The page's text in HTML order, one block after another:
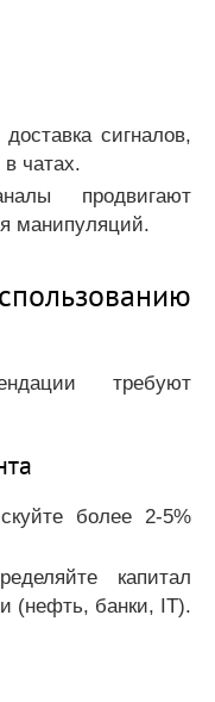
сигналов,
чатах.
продвигают
манипуляций.
требуют
более 2-5%
капитал
(нефть, банки, IT).